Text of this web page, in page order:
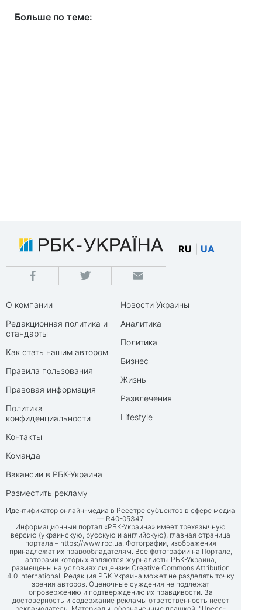
Больше по теме:
RU UA
О компании
Редакционная политика и
стандарты
Как стать нашим автором
Правила пользования
Правовая информация
Политика
конфиденциальности
Контакты
Команда
Вакансии в РБК-Украина
Разместить рекламу
Новости Украины
Аналитика
Политика
Бизнес
Жизнь
Развлечения
Lifestyle
Идентификатор онлайн-медиа в Реестре субъектов в сфере медиа
— R40-05347
Информационный портал «РБК-Украина» имеет трехязычную
версию (украинскую, русскую и английскую), главная страница
портала – https://www.rbc.ua. Фотографии, изображения
принадлежат их правообладателям. Все фотографии на Портале,
авторами которых являются журналисты РБК-Украина,
размещены на условиях лицензии Creative Commons Attribution
4.0 International. Редакция РБК-Украина может не разделять точку
зрения авторов. Оценочные суждения не подлежат
опровержению и подтверждению их правдивости. За
достоверность и содержание рекламы ответственность несет